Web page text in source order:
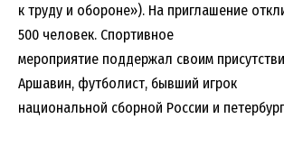
к труду и обороне»). На приглашение
500 человек. Спортивное
мероприятие поддержал своим
Аршавин, футболист, бывший игрок
национальной сборной России и